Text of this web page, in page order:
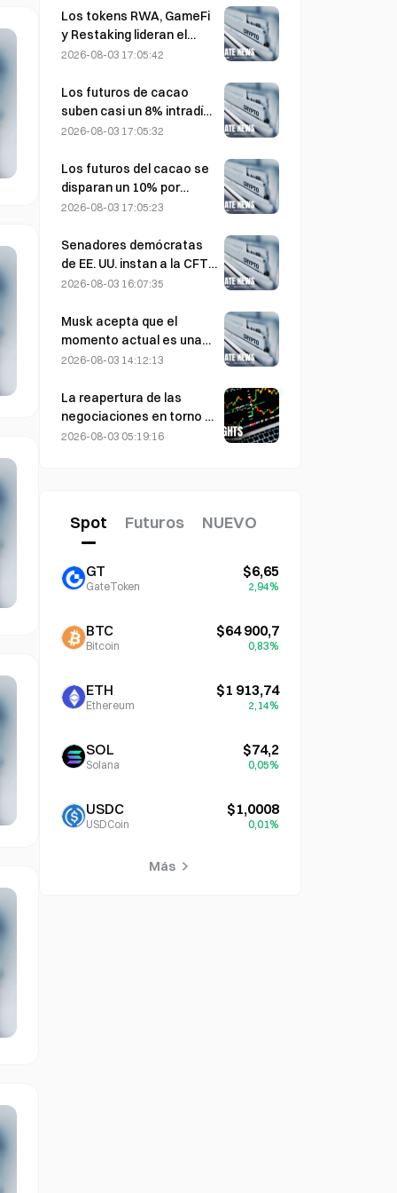
Los tokens RWA, GameFi
y Restaking lideran el
rendimiento del mercado
2026-08-03 17:05:42
Los futuros de cacao
suben casi un 8% intradía
el pasado viernes,
participantes del mercado
2026-08-03 17:05:32
Los futuros del cacao se
disparan un 10% por
preocupaciones sobre el
los 6.000 dólares la
tonelada
2026-08-03 17:05:23
Senadores demócratas
de EE. UU. instan a la CFTC
a restringir los productos
incendios forestales ante
una temporada récord de
incendios
2026-08-03 16:07:35
Musk acepta que el
momento actual es una
oportunidad de compra
agosto.
2026-08-03 14:12:13
La reapertura de las
negociaciones en torno a
Ormuz provoca una caída
forma temporal?
2026-08-03 05:19:16
Spot Futuros NUEVO
GT
GateToken
$6,65
2,94%
BTC
Bitcoin
$64 900,7
0,83%
ETH
Ethereum
$1 913,74
2,14%
SOL
Solana
$74,2
0,05%
USDC
USDCoin
$1,0008
0,01%
Más